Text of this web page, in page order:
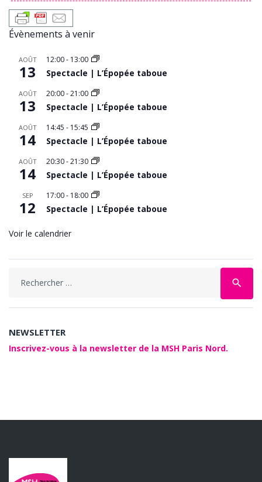
Évènements à venir
AOÛT
13
12:00- 13:00
Spectacle | L’Épopée taboue
AOÛT
13
20:00-21:00
Spectacle | L’Épopée taboue
AOÛT
14
14:45 - 15:45
Spectacle | L’Épopée taboue
AOÛT
14
20:30-21:30
Spectacle | L’Épopée taboue
SEP
12
17:00- 18:00
Spectacle | L’Épopée taboue
Voir le calendrier
search
NEWSLETTER
Inscrivez-vous à la newsletter de la MSH Paris Nord.